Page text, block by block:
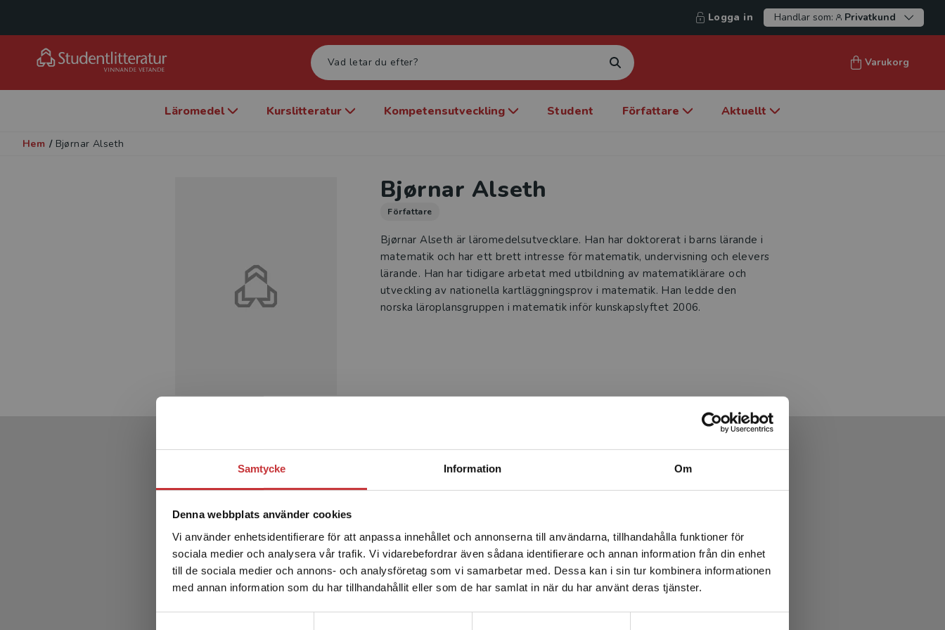
Samtycke Information Om
Denna webbplats använder cookies
Vi använder enhetsidentifierare för att anpassa innehållet och annonserna till användarna, tillhandahålla funktioner för
sociala medier och analysera vår trafik. Vi vidarebefordrar även sådana identifierare och annan information från din enhet
till de sociala medier och annons- och analysföretag som vi samarbetar med. Dessa kan i sin tur kombinera informationen
med annan information som du har tillhandahållit eller som de har samlat in när du har använt deras tjänster.
Begränsad fraktregion
Det verkar som att du besöker studentlitteratur.se via en
enhet utanför Sverige. Vi erbjuder inte leveranser utanför
Sverige. För att kunna slutföra ett köp måste
leveransadressen vara i Sverige.Läs mer
Logga in Handlar som: Privatkund
Varukorg
Läromedel Kurslitteratur Kompetensutveckling Student Författare Aktuellt
Hem / Bjørnar Alseth
Bjørnar Alseth
Författare
Bjørnar Alseth är läromedelsutvecklare. Han har doktorerat i barns lärande i
matematik och har ett brett intresse för matematik, undervisning och elevers
lärande. Han har tidigare arbetat med utbildning av matematiklärare och
utveckling av nationella kart­läggningsprov i matematik. Han ledde den
norska läro­plansgruppen i matematik inför kunskapslyftet 2006.
Produkter